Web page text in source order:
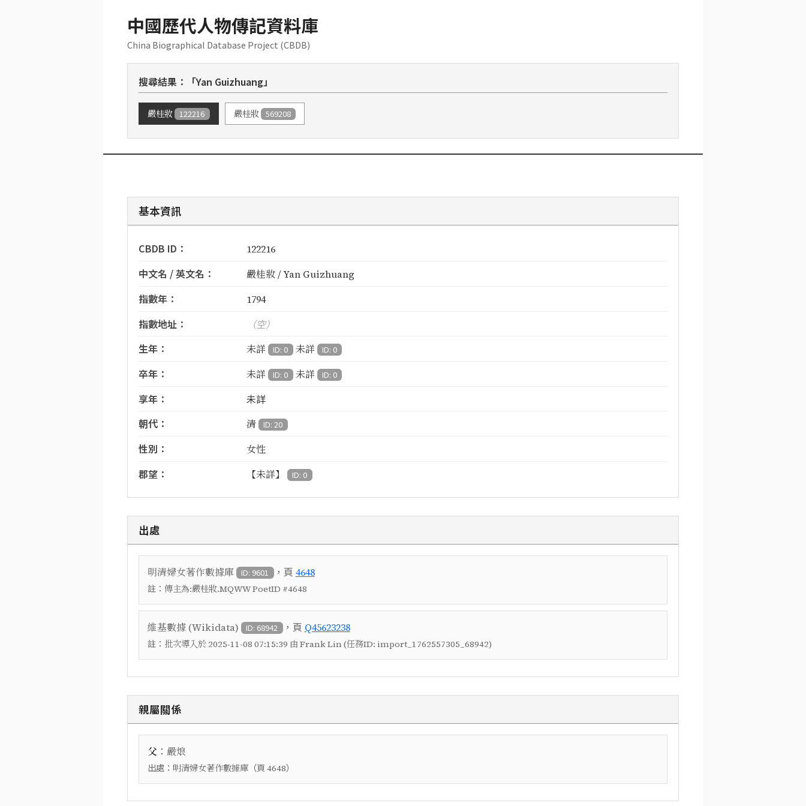
中國歷代人物傳記資料庫
China Biographical Database Project (CBDB)
搜尋結果：「Yan Guizhuang」
嚴桂妝 122216 嚴桂妝 569208
基本資訊
CBDB ID： 122216
中文名 / 英文名： 嚴桂妝 / Yan Guizhuang
指數年： 1794
指數地址：
（空）
生年：
未詳 ID: 0 未詳 ID: 0
卒年： 未詳 ID: 0 未詳 ID: 0
享年：
未詳
朝代：
清 ID: 20
性別： 女性
郡望： 【未詳】 ID: 0
出處
明清婦女著作數據庫 ID: 9601 ，頁 4648
註： 傳主為:嚴桂妝.MQWW PoetID #4648
維基數據 (Wikidata) ID: 68942 ，頁 Q45623238
註： 批次導入於 2025-11-08 07:15:39 由 Frank Lin (任務ID: import_1762557305_68942)
親屬關係
父 ： 嚴烺
出處： 明清婦女著作數據庫 （頁 4648）